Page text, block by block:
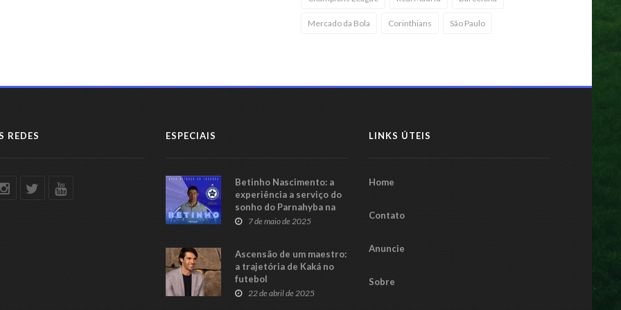
Mercado da Bola Corinthians São Paulo
REDES ESPECIAIS
Betinho Nascimento: a
experiência a serviço do
sonho do Parnahyba na
Série C
7 de maio de 2025
Ascensão de um maestro:
a trajetória de Kaká no
futebol
22 de abril de 2025
LINKS ÚTEIS
Home
Contato
Anuncie
Sobre